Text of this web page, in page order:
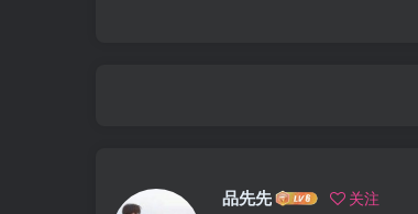
Smash the waves would
品先先 关注